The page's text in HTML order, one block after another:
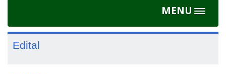
MENU
Toggle
Edital